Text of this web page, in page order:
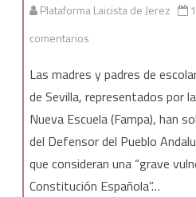
Plataforma Laicista de Jerez
comentarios
Ampas
de
colegios
Las madres y padres de
de Sevilla, representados por
Nueva Escuela (Fampa), han
del Defensor del Pueblo
que consideran una “grave
Constitución Española”…